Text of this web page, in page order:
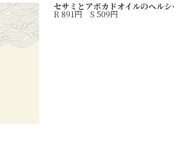
セサミとアボカドオイルのヘル
R 891円 S 509円